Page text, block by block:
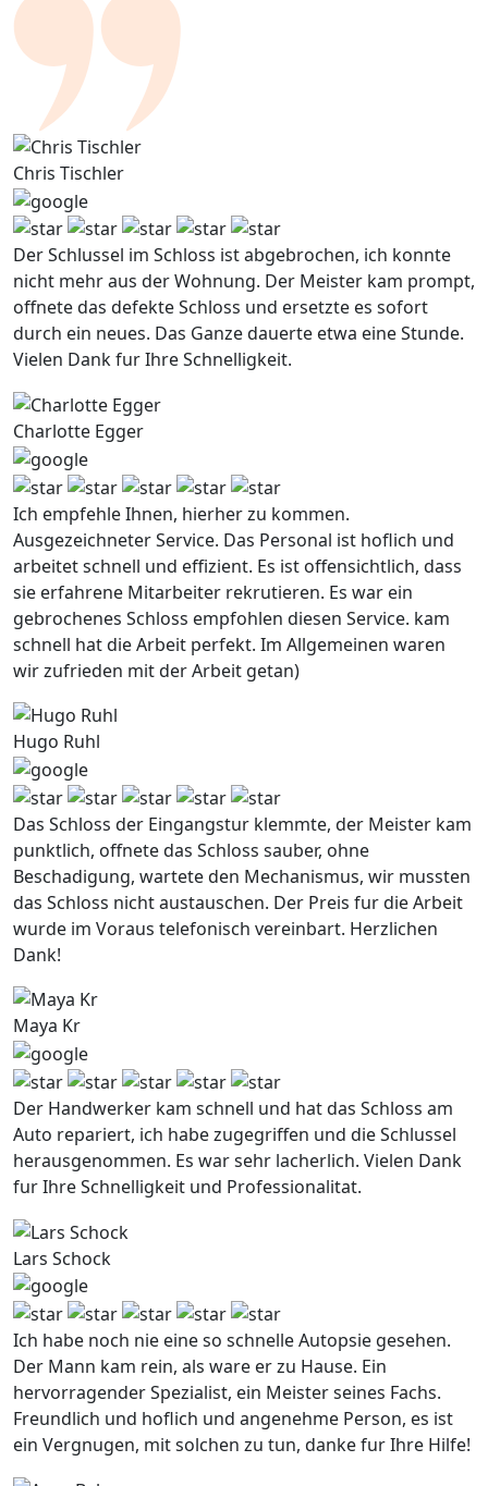
Chris Tischler
Der Schlussel im Schloss ist abgebrochen, ich konnte
nicht mehr aus der Wohnung. Der Meister kam prompt,
offnete das defekte Schloss und ersetzte es sofort
durch ein neues. Das Ganze dauerte etwa eine Stunde.
Vielen Dank fur Ihre Schnelligkeit.
Charlotte Egger
Ich empfehle Ihnen, hierher zu kommen.
Ausgezeichneter Service. Das Personal ist hoflich und
arbeitet schnell und effizient. Es ist offensichtlich, dass
sie erfahrene Mitarbeiter rekrutieren. Es war ein
gebrochenes Schloss empfohlen diesen Service. kam
schnell hat die Arbeit perfekt. Im Allgemeinen waren
wir zufrieden mit der Arbeit getan)
Hugo Ruhl
Das Schloss der Eingangstur klemmte, der Meister kam
punktlich, offnete das Schloss sauber, ohne
Beschadigung, wartete den Mechanismus, wir mussten
das Schloss nicht austauschen. Der Preis fur die Arbeit
wurde im Voraus telefonisch vereinbart. Herzlichen
Dank!
Maya Kr
Der Handwerker kam schnell und hat das Schloss am
Auto repariert, ich habe zugegriffen und die Schlussel
herausgenommen. Es war sehr lacherlich. Vielen Dank
fur Ihre Schnelligkeit und Professionalitat.
Lars Schock
Ich habe noch nie eine so schnelle Autopsie gesehen.
Der Mann kam rein, als ware er zu Hause. Ein
hervorragender Spezialist, ein Meister seines Fachs.
Freundlich und hoflich und angenehme Person, es ist
ein Vergnugen, mit solchen zu tun, danke fur Ihre Hilfe!